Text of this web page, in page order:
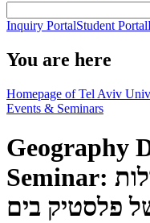
Inquiry PortalStudent Portal
You are here
Homepage of Tel Aviv
Events & Seminars
Geography
Seminar: על הבעיות הגדולות
פלסטיק בים